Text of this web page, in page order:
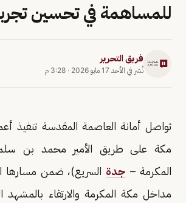
للمساهمة في تحسين
فريق التحرير
نُشر في الأحد 17 مايو 2026 · 3:28 م
تواصل أمانة العاصمة المقدسة تنفيذ
مكة على طريق الأمير محمد بن
المكرمة – جدة السريع)، ضمن مسارها
مداخل مكة المكرمة والارتقاء بالمشهد